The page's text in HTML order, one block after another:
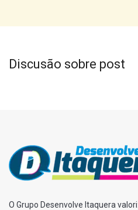
Discusão sobre post
O Grupo Desenvolve Itaquera